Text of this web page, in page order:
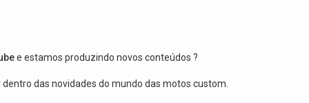
e estamos produzindo novos conteúdos ?
das novidades do mundo das motos custom.